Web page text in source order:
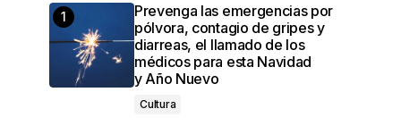
Prevenga las emergencias por
pólvora, contagio de gripes y
diarreas, el llamado de los
médicos para esta Navidad
y Año Nuevo
Cultura